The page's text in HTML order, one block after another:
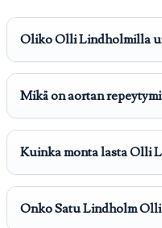
Oliko Olli Lindholmilla
Mikä on aortan
Kuinka monta lasta Olli
Onko Satu Lindholm